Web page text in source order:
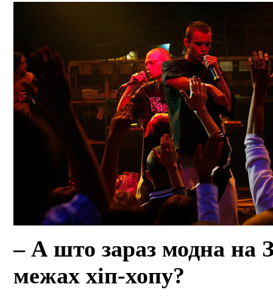
– А што зараз модна на
межах хіп-хопу?